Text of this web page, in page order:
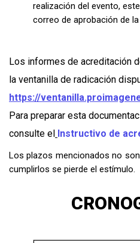
realización del evento,
correo de aprobación de
Los informes de acreditación
la ventanilla de radicación
https://
Para preparar esta
consulte el
Instructivo de
Los plazos mencionados no
cumplirlos se pierde el estímulo.